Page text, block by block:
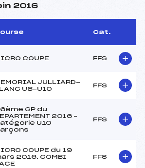
2016
Cat.
COUPE FFS
JULLIARD-
U8-U10
FFS
GP du
2016 –
U10
FFS
COUPE du 19
2016. COMBI
FFS